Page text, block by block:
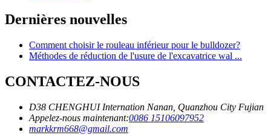
Dernières nouvelles
Comment choisir le rouleau inférieur pour le bulldozer?
Méthodes de réduction de l'usure de l'excavatrice wal ...
CONTACTEZ-NOUS
D38 CHENGHUI Internation Nanan, Quanzhou City Fujian
Appelez-nous maintenant:0086 15106097952
markkrm668@gmail.com